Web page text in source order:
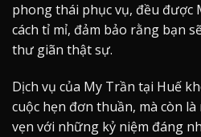
phong thái phục vụ, đều được
cách tỉ mỉ, đảm bảo rằng bạn
thư giãn thật sự.
Dịch vụ của My Trần tại Huế
cuộc hẹn đơn thuần, mà còn
vẹn với những kỷ niệm đáng